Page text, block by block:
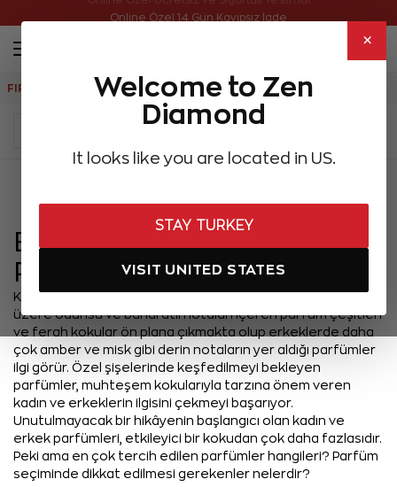
×
Welcome to Zen
Diamond
It looks like you are located in US.
STAY TURKEY
VISIT UNITED STATES
Online Özel Ücretsiz ve Sigortalı Teslimat
FIRSATLAR Aynı Gün Kargo Çok Satanlar Hediye Önerileri
En Çok Tercih Edilen
Parfümler Hangileri?
Kadınlar için çiçeksi kokular; sandal ağacı, vanilya olmak
üzere odunsu ve baharatlı notaları içeren parfüm çeşitleri
ve ferah kokular ön plana çıkmakta olup erkeklerde daha
çok amber ve misk gibi derin notaların yer aldığı parfümler
ilgi görür. Özel şişelerinde keşfedilmeyi bekleyen
parfümler, muhteşem kokularıyla tarzına önem veren
kadın ve erkeklerin ilgisini çekmeyi başarıyor.
Unutulmayacak bir hikâyenin başlangıcı olan kadın ve
erkek parfümleri, etkileyici bir kokudan çok daha fazlasıdır.
Peki ama en çok tercih edilen parfümler hangileri? Parfüm
seçiminde dikkat edilmesi gerekenler nelerdir?